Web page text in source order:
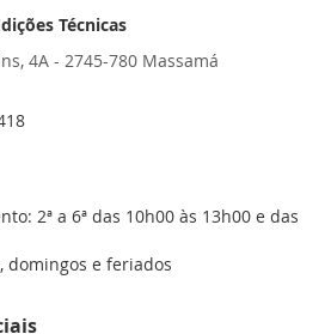
Técnicas
4A - 2745-780 Massamá
2ª a 6ª das 10h00 às 13h00 e das
domingos e feriados